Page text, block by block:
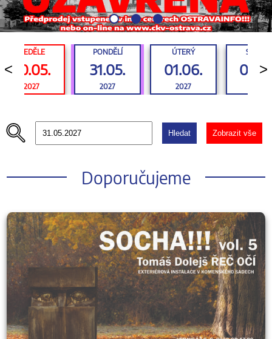
<
NEDĚLE
30.05.
2027
PONDĚLÍ
31.05.
2027
ÚTERÝ
01.06.
2027
>
Hledat Zobrazit vše
Doporučujeme